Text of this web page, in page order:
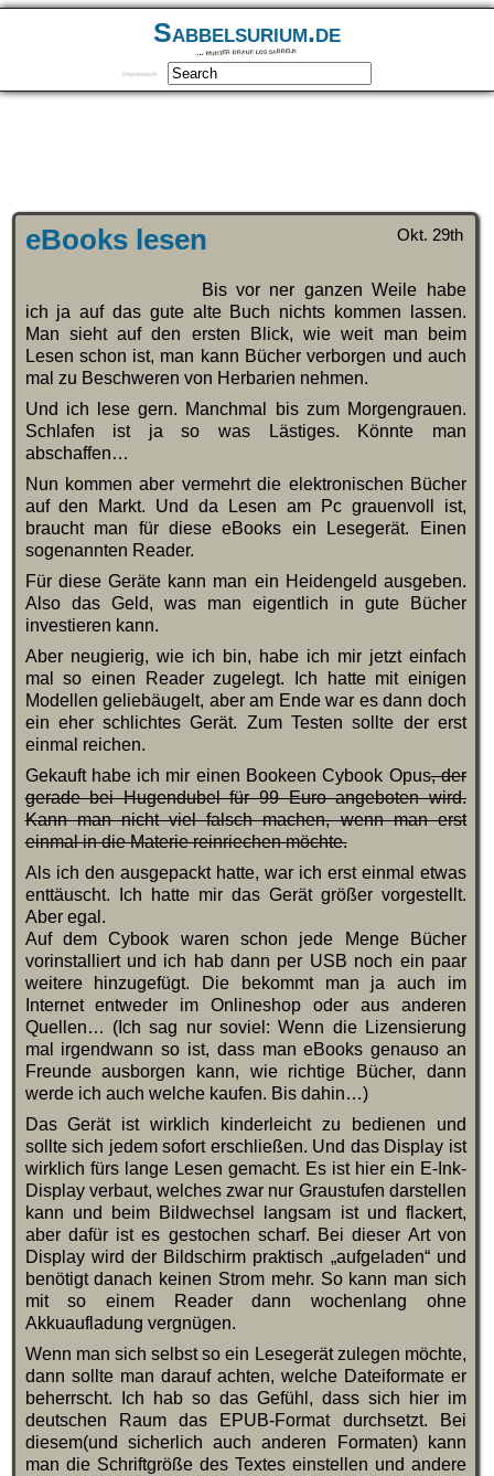
Sabbelsurium.de
… munter drauf los sabbeln
Impressum
Okt. 29th
eBooks lesen
Bis vor ner ganzen Weile habe
ich ja auf das gute alte Buch nichts kommen lassen.
Man sieht auf den ersten Blick, wie weit man beim
Lesen schon ist, man kann Bücher verborgen und auch
mal zu Beschweren von Herbarien nehmen.
Und ich lese gern. Manchmal bis zum Morgengrauen.
Schlafen ist ja so was Lästiges. Könnte man
abschaffen…
Nun kommen aber vermehrt die elektronischen Bücher
auf den Markt. Und da Lesen am Pc grauenvoll ist,
braucht man für diese eBooks ein Lesegerät. Einen
sogenannten Reader.
Für diese Geräte kann man ein Heidengeld ausgeben.
Also das Geld, was man eigentlich in gute Bücher
investieren kann.
Aber neugierig, wie ich bin, habe ich mir jetzt einfach
mal so einen Reader zugelegt. Ich hatte mit einigen
Modellen geliebäugelt, aber am Ende war es dann doch
ein eher schlichtes Gerät. Zum Testen sollte der erst
einmal reichen.
Gekauft habe ich mir einen Bookeen Cybook Opus, der
gerade bei Hugendubel für 99 Euro angeboten wird.
Kann man nicht viel falsch machen, wenn man erst
einmal in die Materie reinriechen möchte.
Als ich den ausgepackt hatte, war ich erst einmal etwas
enttäuscht. Ich hatte mir das Gerät größer vorgestellt.
Aber egal.
Auf dem Cybook waren schon jede Menge Bücher
vorinstalliert und ich hab dann per USB noch ein paar
weitere hinzugefügt. Die bekommt man ja auch im
Internet entweder im Onlineshop oder aus anderen
Quellen… (Ich sag nur soviel: Wenn die Lizensierung
mal irgendwann so ist, dass man eBooks genauso an
Freunde ausborgen kann, wie richtige Bücher, dann
werde ich auch welche kaufen. Bis dahin…)
Das Gerät ist wirklich kinderleicht zu bedienen und
sollte sich jedem sofort erschließen. Und das Display ist
wirklich fürs lange Lesen gemacht. Es ist hier ein E-Ink-
Display verbaut, welches zwar nur Graustufen darstellen
kann und beim Bildwechsel langsam ist und flackert,
aber dafür ist es gestochen scharf. Bei dieser Art von
Display wird der Bildschirm praktisch „aufgeladen“ und
benötigt danach keinen Strom mehr. So kann man sich
mit so einem Reader dann wochenlang ohne
Akkuaufladung vergnügen.
Wenn man sich selbst so ein Lesegerät zulegen möchte,
dann sollte man darauf achten, welche Dateiformate er
beherrscht. Ich hab so das Gefühl, dass sich hier im
deutschen Raum das EPUB-Format durchsetzt. Bei
diesem(und sicherlich auch anderen Formaten) kann
man die Schriftgröße des Textes einstellen und andere